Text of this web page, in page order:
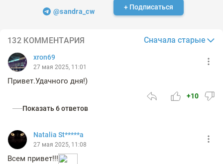
@sandra_cw
+ Подписаться
132 КОММЕНТАРИЯ Сначала старые
xron69
27 мая 2025, 11:01
Привет.Удачного дня!)
+10
Показать 6 ответов
Natalia St*****a
27 мая 2025, 11:08
Всем привет!!!